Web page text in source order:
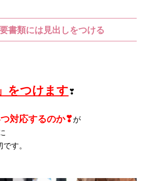
書類には見出しをつける
をつけます❣
対応するのか❣が
す。